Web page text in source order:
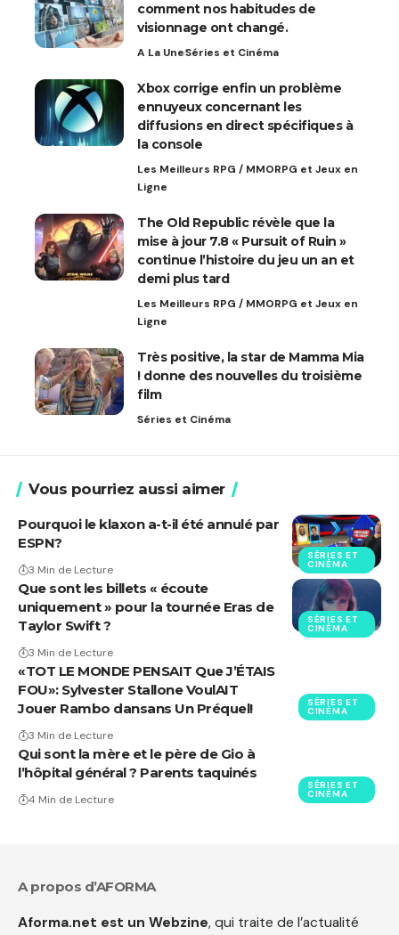
comment nos habitudes de
visionnage ont changé.
A La UneSéries et Cinéma
Xbox corrige enfin un problème
ennuyeux concernant les
diffusions en direct spécifiques à
la console
Les Meilleurs RPG / MMORPG et Jeux en
Ligne
The Old Republic révèle que la
mise à jour 7.8 « Pursuit of Ruin »
continue l’histoire du jeu un an et
demi plus tard
Les Meilleurs RPG / MMORPG et Jeux en
Ligne
Très positive, la star de Mamma Mia
! donne des nouvelles du troisième
film
Séries et Cinéma
Vous pourriez aussi aimer
SÉRIES ET
CINÉMA
Pourquoi le klaxon a-t-il été annulé par
ESPN?
3 Min de Lecture
SÉRIES ET
CINÉMA
Que sont les billets « écoute
uniquement » pour la tournée Eras de
Taylor Swift ?
3 Min de Lecture
SÉRIES ET
CINÉMA
«TOT LE MONDE PENSAIT Que J’ÉTAIS
FOU»: Sylvester Stallone VoulAIT
Jouer Rambo dansans Un Préquel!
3 Min de Lecture
SÉRIES ET
CINÉMA
Qui sont la mère et le père de Gio à
l’hôpital général ? Parents taquinés
4 Min de Lecture
A propos d’AFORMA
Aforma.net est un Webzine, qui traite de l’actualité